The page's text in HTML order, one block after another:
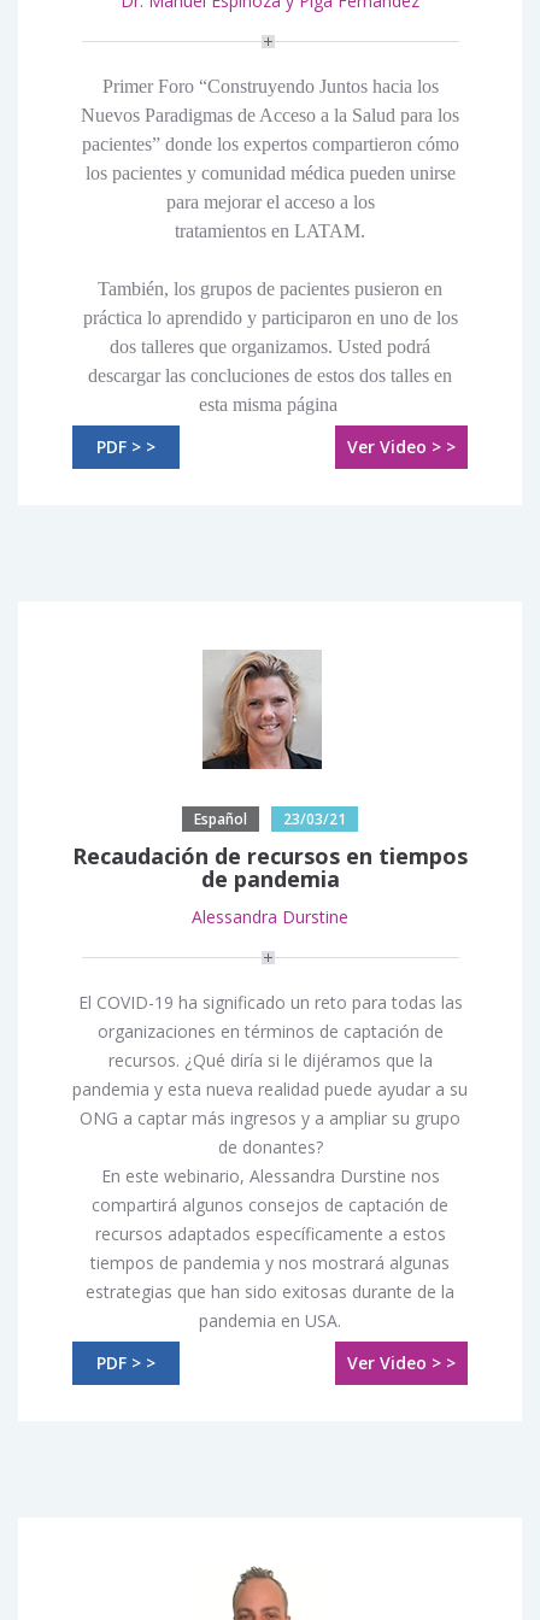
Primer Foro “Construyendo Juntos hacia los
Nuevos Paradigmas de Acceso a la Salud para los
pacientes” donde los expertos compartieron cómo
los pacientes y comunidad médica pueden unirse
para mejorar el acceso a los
tratamientos en LATAM.
También, los grupos de pacientes pusieron en
práctica lo aprendido y participaron en uno de los
dos talleres que organizamos. Usted podrá
descargar las concluciones de estos dos talles en
esta misma página
PDF > > Ver Video > >
Español 23/03/21
Recaudación de recursos en tiempos
de pandemia
Alessandra Durstine
El COVID-19 ha significado un reto para todas las
organizaciones en términos de captación de
recursos. ¿Qué diría si le dijéramos que la
pandemia y esta nueva realidad puede ayudar a su
ONG a captar más ingresos y a ampliar su grupo
de donantes?
En este webinario, Alessandra Durstine nos
compartirá algunos consejos de captación de
recursos adaptados específicamente a estos
tiempos de pandemia y nos mostrará algunas
estrategias que han sido exitosas durante de la
pandemia en USA.
PDF > >
Ver Video > >